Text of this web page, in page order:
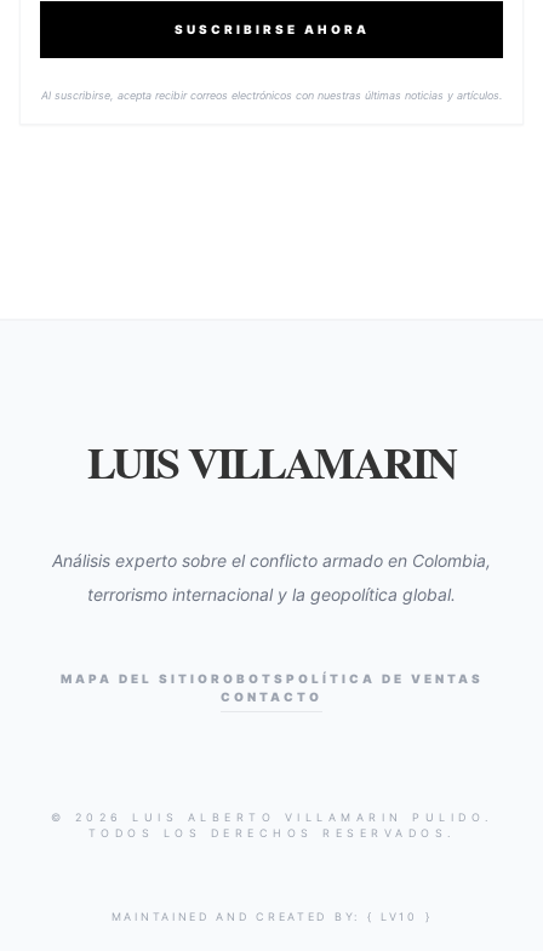
SUSCRIBIRSE AHORA
Al suscribirse, acepta recibir correos electrónicos con nuestras últimas noticias y artículos.
LUIS VILLAMARIN
Análisis experto sobre el conflicto armado en Colombia,
terrorismo internacional y la geopolítica global.
MAPA DEL SITIO ROBOTS POLÍTICA DE VENTAS
CONTACTO
© 2026 LUIS ALBERTO VILLAMARIN PULIDO.
TODOS LOS DERECHOS RESERVADOS.
MAINTAINED AND CREATED BY: { LV10 }